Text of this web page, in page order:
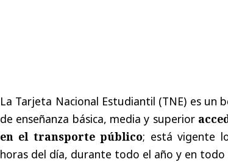
La Tarjeta Nacional Estudiantil (TNE) es un
de enseñanza básica, media y superior
en el transporte público; está vigente
horas del día, durante todo el año y en